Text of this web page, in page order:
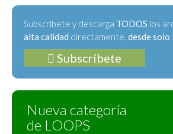
Subscríbete y descarga TODOS los
alta calidad directamente, desde solo
Subscríbete
Nueva categoría
de LOOPS